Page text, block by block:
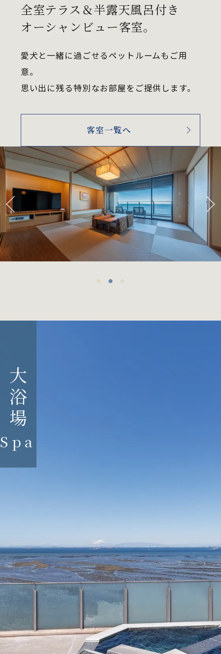
全室テラス＆半露天風呂付き
オーシャンビュー客室。
愛犬と一緒に過ごせるペットルームもご用
意。
思い出に残る特別なお部屋をご提供します。
客室一覧へ
大浴場
Spa